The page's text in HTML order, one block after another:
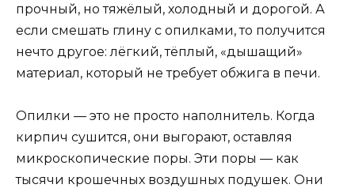
прочный, но тяжёлый, холодный и дорогой. А
если смешать глину с опилками, то получится
нечто другое: лёгкий, тёплый, «дышащий»
материал, который не требует обжига в печи.
Опилки — это не просто наполнитель. Когда
кирпич сушится, они выгорают, оставляя
микроскопические поры. Эти поры — как
тысячи крошечных воздушных подушек. Они